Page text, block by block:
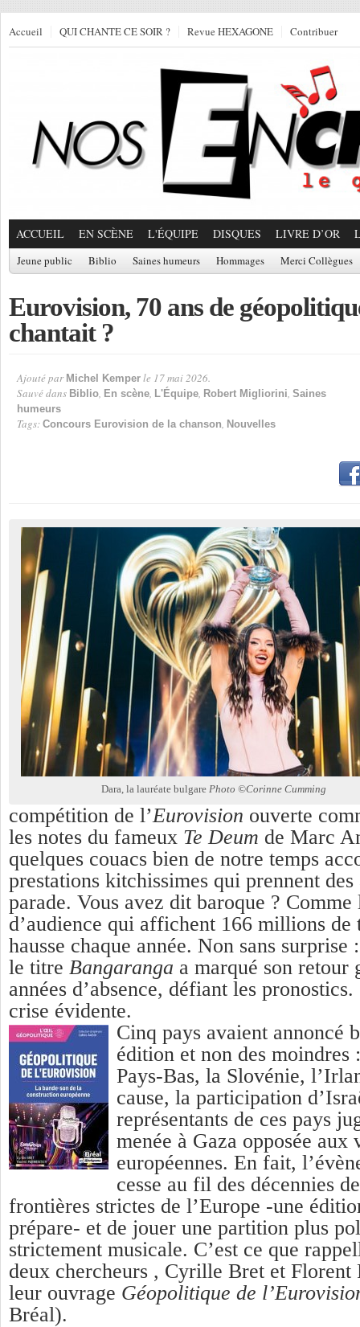
Accueil QUI CHANTE CE SOIR ? Revue HEXAGONE Contribuer
ACCUEIL EN SCÈNE L'ÉQUIPE DISQUES LIVRE D’OR
Jeune public Biblio Saines humeurs Hommages Merci Collègues
Eurovision, 70 ans de
chantait ?
Ajouté par Michel Kemper le 17 mai 2026.
Sauvé dans Biblio, En scène, L'Équipe, Robert Migliorini, Saines
humeurs
Tags: Concours Eurovision de la chanson, Nouvelles
Dara, la lauréate bulgare Photo ©Corinne Cumming
compétition de l’Eurovision ouverte
les notes du fameux Te Deum de Marc
quelques couacs bien de notre temps
prestations kitchissimes qui prennent
parade. Vous avez dit baroque ?
d’audience qui affichent 166 millions de
hausse chaque année. Non sans
le titre Bangaranga a marqué son retour
années d’absence, défiant les
crise évidente.
Cinq pays avaient annoncé
édition et non des moindres
Pays-Bas, la Slovénie,
cause, la participation
représentants de ces pays
menée à Gaza opposée aux
européennes. En fait,
cesse au fil des décennies
frontières strictes de l’Europe -une
prépare- et de jouer une partition plus
strictement musicale. C’est ce que
deux chercheurs , Cyrille Bret et Florent
leur ouvrage Géopolitique de
Bréal).